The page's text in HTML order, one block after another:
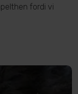
fordi vi